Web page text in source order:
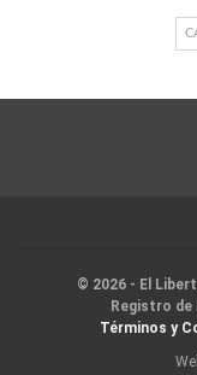
© 2026 - El
Registro
Términos y